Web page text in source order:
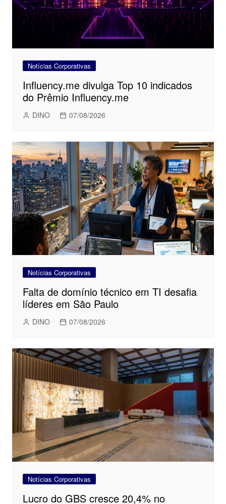
Notícias Corporativas
Influency.me divulga Top 10 indicados
do Prêmio Influency.me
DINO 07/08/2026
Notícias Corporativas
Falta de domínio técnico em TI desafia
líderes em São Paulo
DINO 07/08/2026
Notícias Corporativas
Lucro do GBS cresce 20,4% no